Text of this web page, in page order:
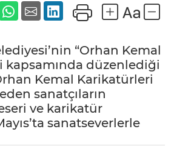
“Orhan Kemal
kapsamında düzenlediği
Kemal Karikatürleri
sanatçıların
ve karikatür
sanatseverlerle